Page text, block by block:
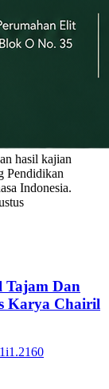
hasil kajian
Pendidikan
Indonesia.
Tajam Dan
Karya Chairil